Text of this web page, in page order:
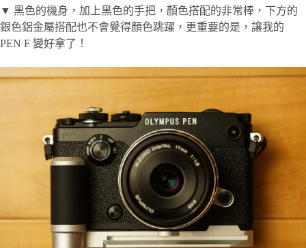
▼ 黑色的機身，加上黑色的手把，顏色搭配的非常棒，下方的
銀色鋁金屬搭配也不會覺得顏色跳躍，更重要的是，讓我的
PEN F 變好拿了！